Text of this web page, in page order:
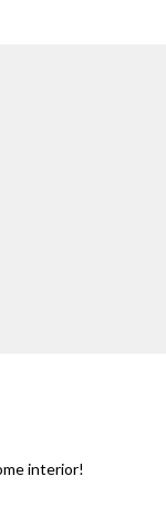
interior!